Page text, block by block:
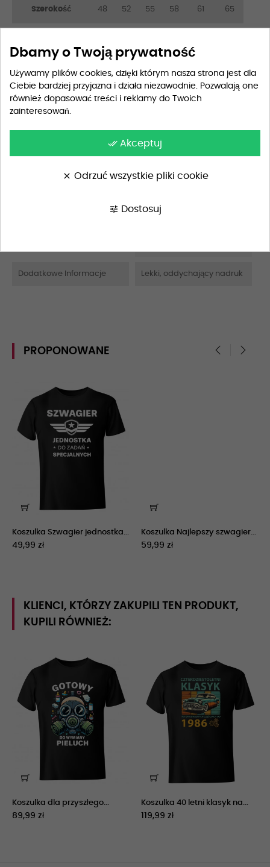
Szerokość 48 52 55 58 61 65
Przewidywana dostawawtorek
100% bawełna
Dodatkowe Informacje Lekki, oddychający nadruk
PROPONOWANE
Koszulka Szwagier jednostka...
49,99 zł
Koszulka Najlepszy szwagier...
59,99 zł
KLIENCI, KTÓRZY ZAKUPILI TEN PRODUKT,
KUPILI RÓWNIEŻ:
Koszulka dla przyszłego...
89,99 zł
Koszulka 40 letni klasyk na...
119,99 zł
Dbamy o Twoją prywatność
Używamy plików cookies, dzięki którym nasza strona jest dla
Ciebie bardziej przyjazna i działa niezawodnie. Pozwalają one
również dopasować treści i reklamy do Twoich
zainteresowań.
done_all Akceptuj
clear Odrzuć wszystkie pliki cookie
tune Dostosuj